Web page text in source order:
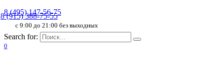
8 (495) 147-56-75
8 (915) 388-75-55
c 9:00 до 21:00 без выходных
Search for:
0